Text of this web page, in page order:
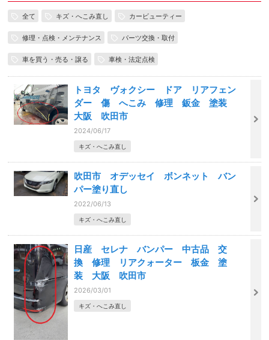
全て キズ・へこみ直し カービューティー
修理・点検・メンテナンス パーツ交換・取付
車を買う・売る・譲る 車検・法定点検
トヨタ ヴォクシー ドア リアフェン
ダー 傷 へこみ 修理 鈑金 塗装
大阪 吹田市
2024/06/17
キズ・へこみ直し
吹田市 オデッセイ ボンネット バン
パー塗り直し
2022/06/13
キズ・へこみ直し
日産 セレナ バンパー 中古品 交
換 修理 リアクォーター 板金 塗
装 大阪 吹田市
2026/03/01
キズ・へこみ直し